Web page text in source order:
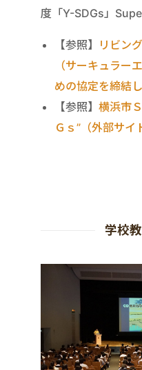
度「Y-SDGs」
【参照】
リビン
（サーキュラー
めの協定を締結
【参照】 横浜市
Ｇｓ”（外部サイ
学校